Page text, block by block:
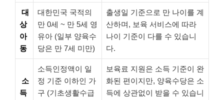
대
상
아
동
대한민국 국적의
만 0세 ~ 만 5세 영
유아 (일부 양육수
당은 만 7세 미만)
출생일 기준으로 만 나이를 계
산하며, 보육 서비스에 따라
나이 기준이 다를 수 있습니
다.
소
득
소득인정액이 일
정 기준 이하인 가
구 (기초생활수급
보육료 지원은 소득 기준이 완
화된 편이지만, 양육수당은 소
득에 상관없이 받을 수 있습니